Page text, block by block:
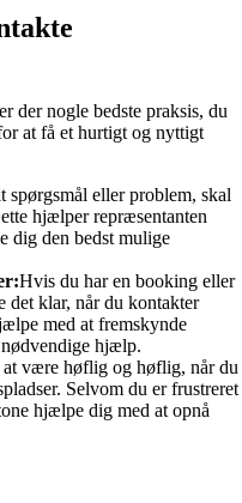
der nogle bedste praksis, du
at få et hurtigt og nyttigt
spørgsmål eller problem, skal
hjælper repræsentanten
dig den bedst mulige
Hvis du har en booking eller
det klar, når du kontakter
med at fremskynde
nødvendige hjælp.
være høflig og høflig, når du
Selvom du er frustreret
hjælpe dig med at opnå